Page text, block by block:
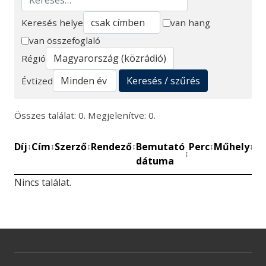
Keresés
Keresés helye
van hang
van összefoglaló
Régió
Évtized
Keresés / szűrés
Összes találat: 0. Megjelenítve: 0.
Díj↕Cím↕Szerző↕Rendező↕Bemutató
dátuma
↕
Perc↕Műhely↕
Nincs találat.